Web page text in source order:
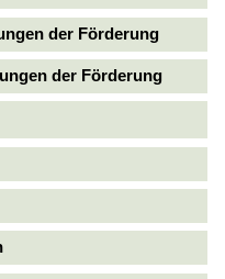
der Förderung
der Förderung